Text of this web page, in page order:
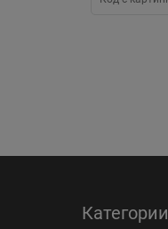
Категории